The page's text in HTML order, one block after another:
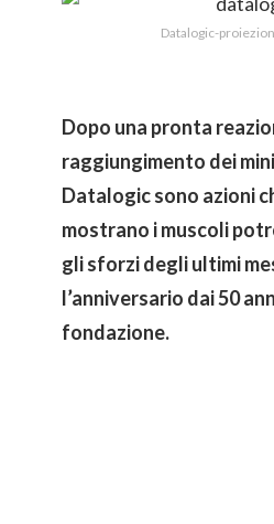
Datalogic-
Dopo una pronta
raggiungimento dei
Datalogic sono azioni
mostrano i muscoli
gli sforzi degli ultimi
l’anniversario dai 50
fondazione.